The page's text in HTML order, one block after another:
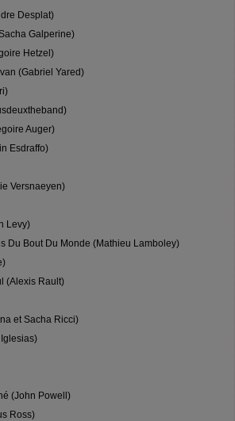
Desplat)
Galperine)
Hetzel)
(Gabriel Yared)
Auger)
Esdraffo)
Versnaeyen)
Levy)
Du Bout Du Monde (Mathieu Lamboley)
(Alexis Rault)
et Sacha Ricci)
(John Powell)
Ross)